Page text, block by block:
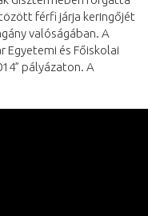
férfi járja keringőjét
valóságában. A
Egyetemi és Főiskolai
pályázaton. A